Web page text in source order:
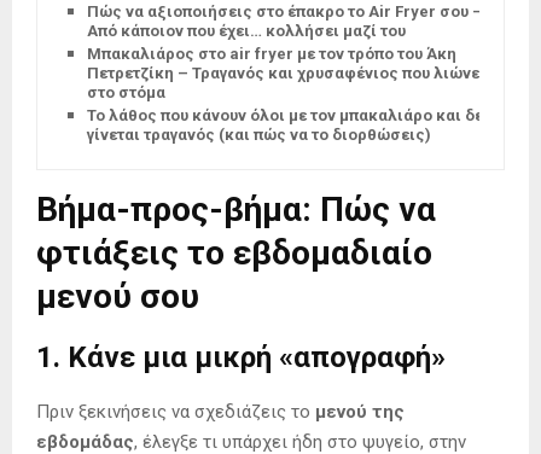
Πώς να αξιοποιήσεις στο έπακρο το Air Fryer σου –
Από κάποιον που έχει… κολλήσει μαζί του
Μπακαλιάρος στο air fryer με τον τρόπο του Άκη
Πετρετζίκη – Τραγανός και χρυσαφένιος που λιώνει
στο στόμα
Το λάθος που κάνουν όλοι με τον μπακαλιάρο και δεν
γίνεται τραγανός (και πώς να το διορθώσεις)
Βήμα-προς-βήμα: Πώς να
φτιάξεις το εβδομαδιαίο
μενού σου
1. Κάνε μια μικρή «απογραφή»
Πριν ξεκινήσεις να σχεδιάζεις το μενού της
εβδομάδας, έλεγξε τι υπάρχει ήδη στο ψυγείο, στην